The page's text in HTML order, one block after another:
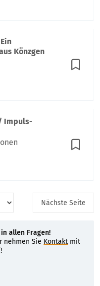
Könzgen
Impuls-
Nächste Seite
allen Fragen!
nehmen Sie Kontakt mit